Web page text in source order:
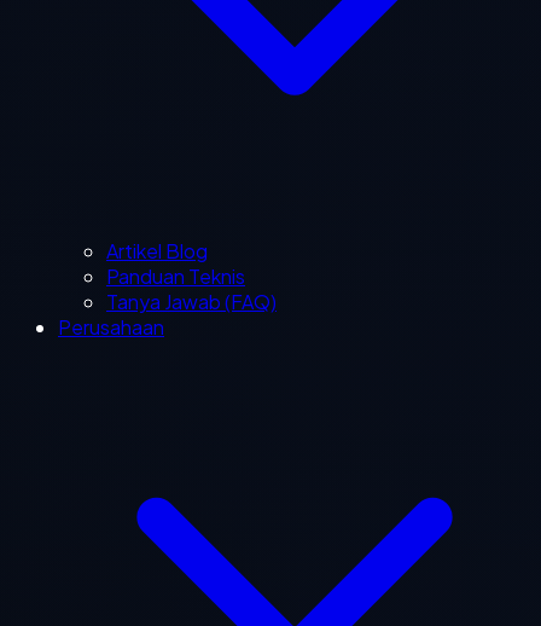
Artikel Blog
Panduan Teknis
Tanya Jawab (FAQ)
Perusahaan